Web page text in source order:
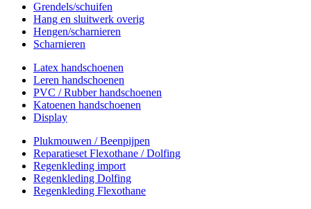
Grendels/schuifen
Hang en sluitwerk overig
Hengen/scharnieren
Scharnieren
Latex handschoenen
Leren handschoenen
PVC / Rubber handschoenen
Katoenen handschoenen
Display
Plukmouwen / Beenpijpen
Reparatieset Flexothane / Dolfing
Regenkleding import
Regenkleding Dolfing
Regenkleding Flexothane